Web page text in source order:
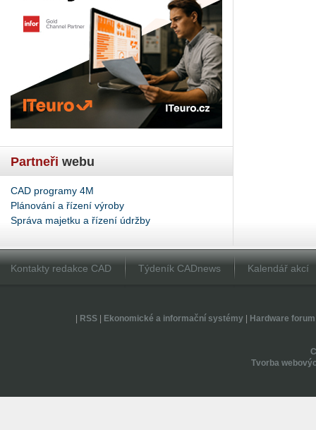
Partneři webu
CAD programy 4M
Plánování a řízení výroby
Správa majetku a řízení údržby
Kontakty redakce CAD Týdeník CADnews Kalendář akcí
RSS| Ekonomické a informační systémy| Hardware forum
Tvorba